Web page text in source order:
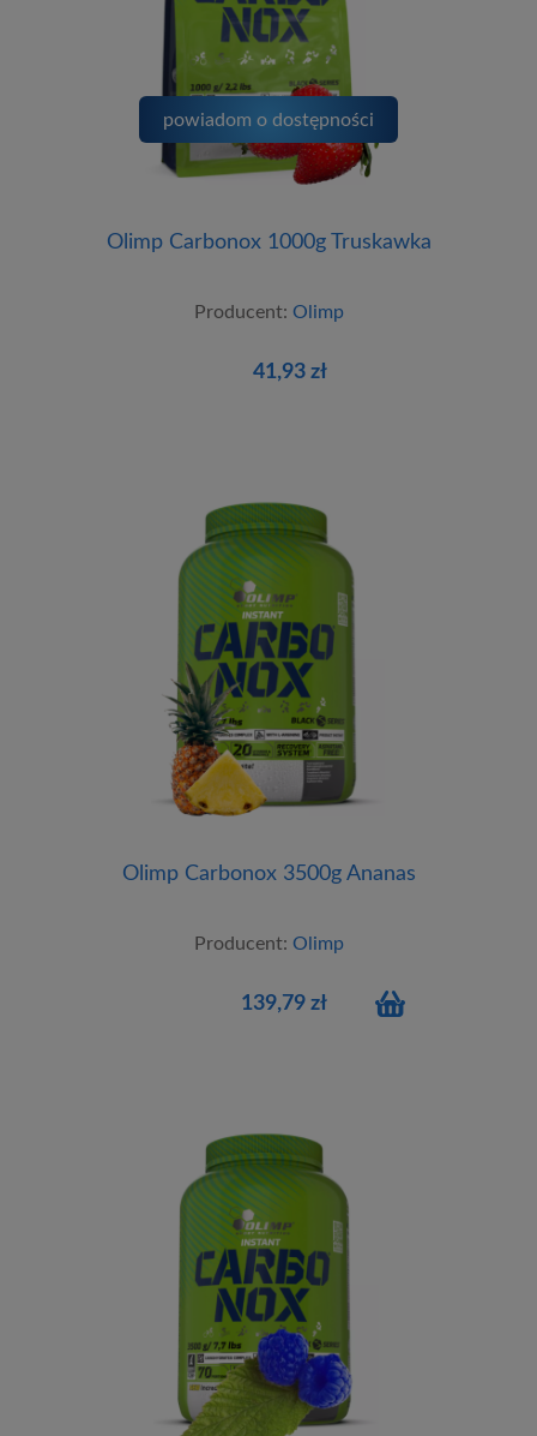
Olimp Carbonox 1000g Truskawka
Producent: Olimp
41,93 zł
powiadom o dostępności
Olimp Carbonox 3500g Ananas
Producent: Olimp
139,79 zł